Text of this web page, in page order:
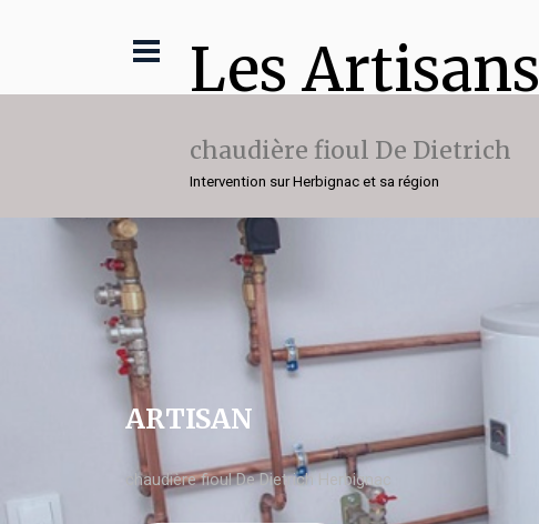
Les Artisans
chaudière fioul De Dietrich
Intervention sur Herbignac et sa région
ARTISAN
chaudière fioul De Dietrich Herbignac